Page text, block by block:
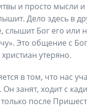
и просто мысли и
Дело здесь в
слышит Бог его или
Это общение с
утеряно.
в том, что нас
занят, ходит с
после